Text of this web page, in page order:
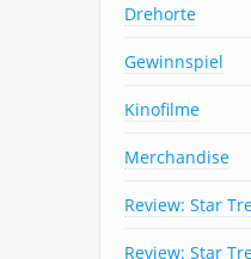
Drehorte
Gewinnspiel
Kinofilme
Merchandise
Review: Star
Review: Star